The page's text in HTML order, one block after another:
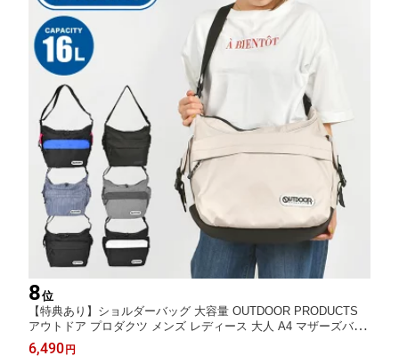
8位
【特典あり】ショルダーバッグ 大容量 OUTDOOR PRODUCTS
アウトドア プロダクツ メンズ レディース 大人 A4 マザーズバッ
グ 通勤 通学 16L キッズ 斜め掛けバッグ 斜めがけバッグ 軽い 軽
量 ポケット多い カジュアル ヘザー ブランド 鞄 バッグ キッズ 大
6,490円